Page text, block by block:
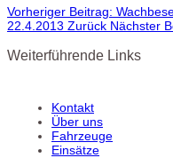
Vorheriger Beitrag:
22.4.2013 Zurück Nächster
Weiterführende Links
Kontakt
Über uns
Fahrzeuge
Einsätze